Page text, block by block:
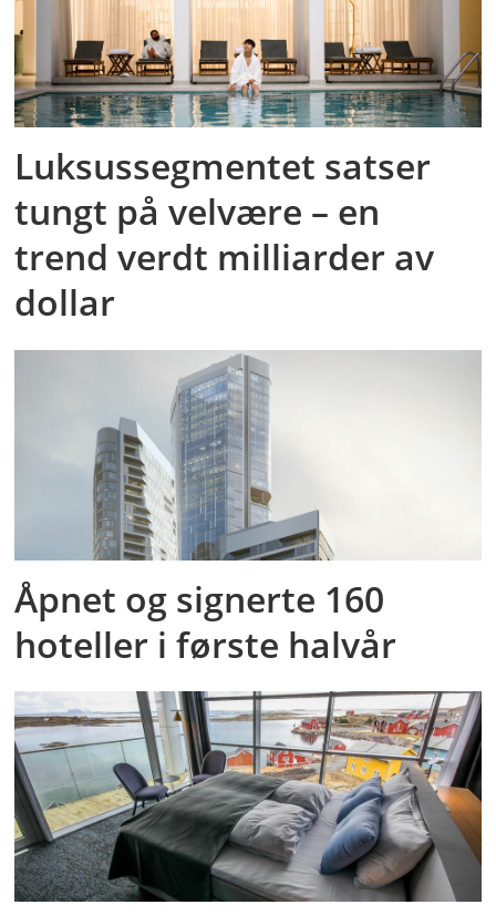
Luksussegmentet satser
tungt på velvære – en
trend verdt milliarder av
dollar
Åpnet og signerte 160
hoteller i første halvår